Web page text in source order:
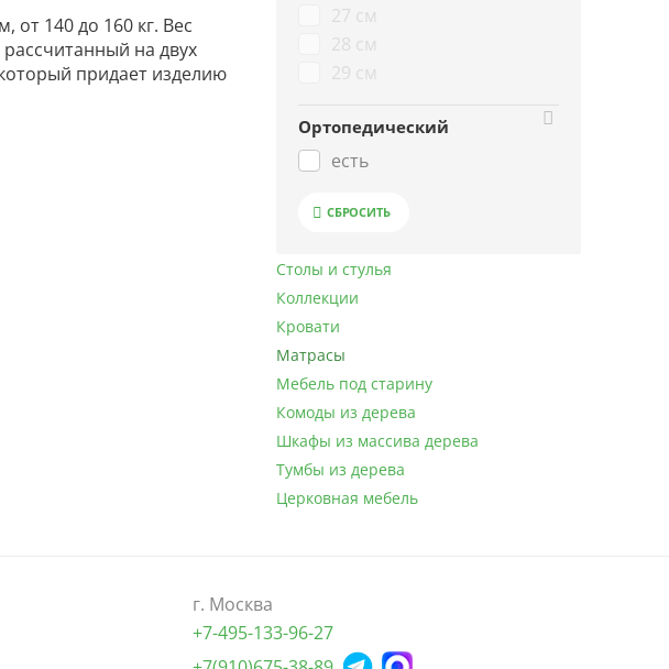
140 до 160 кг. Вес
на двух
придает изделию
27 см
28 см
29 см
Ортопедический
есть
СБРОСИТЬ
Столы и стулья
Коллекции
Кровати
Матрасы
Мебель под старину
Комоды из дерева
Шкафы из массива дерева
Тумбы из дерева
Церковная мебель
г. Москва
+7-495-133-96-27